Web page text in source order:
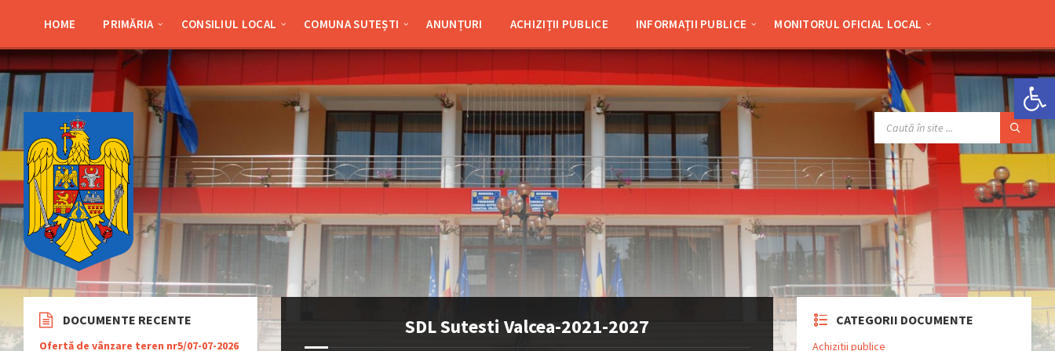
Deschide bara de unelte
sidebar
sidebar
HOME PRIMĂRIA CONSILIUL LOCAL COMUNA SUTEȘTI ANUNȚURI ACHIZIȚII PUBLICE INFORMAȚII PUBLICE MONITORUL OFICIAL LOCAL
SDL Sutesti Valcea-2021-2027
DOCUMENTE RECENTE
Ofertă de vânzare teren nr5/07-07-2026
CATEGORII DOCUMENTE
Achizitii publice